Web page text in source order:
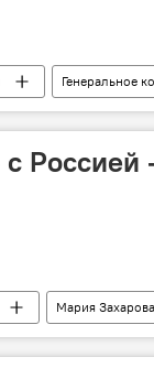
Генеральное
с Россией
Мария Захарова